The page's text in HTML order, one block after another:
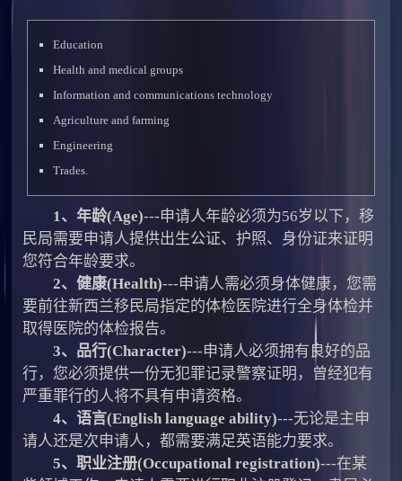
Education
Health and medical groups
Information and communications technology
Agriculture and farming
Engineering
Trades.
1、年龄(Age)---申请人年龄必须为56岁以下，移
民局需要申请人提供出生公证、护照、身份证来证明
您符合年龄要求。
2、健康(Health)---申请人需必须身体健康，您需
要前往新西兰移民局指定的体检医院进行全身体检并
取得医院的体检报告。
3、品行(Character)---申请人必须拥有良好的品
行，您必须提供一份无犯罪记录警察证明，曾经犯有
严重罪行的人将不具有申请资格。
4、语言(English language ability)---无论是主申
请人还是次申请人，都需要满足英语能力要求。
5、职业注册(Occupational registration)---在某